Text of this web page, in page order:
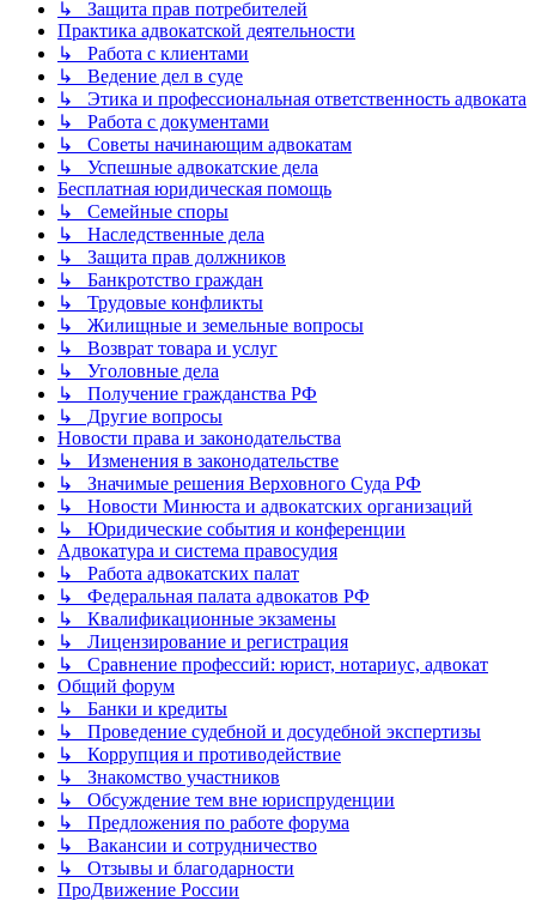
↳ Защита прав потребителей
Практика адвокатской деятельности
↳ Работа с клиентами
↳ Ведение дел в суде
↳ Этика и профессиональная ответственность адвоката
↳ Работа с документами
↳ Советы начинающим адвокатам
↳ Успешные адвокатские дела
Бесплатная юридическая помощь
↳ Семейные споры
↳ Наследственные дела
↳ Защита прав должников
↳ Банкротство граждан
↳ Трудовые конфликты
↳ Жилищные и земельные вопросы
↳ Возврат товара и услуг
↳ Уголовные дела
↳ Получение гражданства РФ
↳ Другие вопросы
Новости права и законодательства
↳ Изменения в законодательстве
↳ Значимые решения Верховного Суда РФ
↳ Новости Минюста и адвокатских организаций
↳ Юридические события и конференции
Адвокатура и система правосудия
↳ Работа адвокатских палат
↳ Федеральная палата адвокатов РФ
↳ Квалификационные экзамены
↳ Лицензирование и регистрация
↳ Сравнение профессий: юрист, нотариус, адвокат
Общий форум
↳ Банки и кредиты
↳ Проведение судебной и досудебной экспертизы
↳ Коррупция и противодействие
↳ Знакомство участников
↳ Обсуждение тем вне юриспруденции
↳ Предложения по работе форума
↳ Вакансии и сотрудничество
↳ Отзывы и благодарности
ПроДвижение России